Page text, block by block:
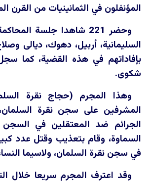
المؤنفلون في الثمانينيات من القرن
وحضر 221 شاهدا جلسة
السليمانية، أربيل، دهوك، ديالى
شكوى.
وهذا المجرم (حجاج نقرة
المشرفين على سجن نقرة
الجرائم ضد المعتقلين في السجن
السماوة، وقام بتعذيب وقتل عدد
في سجن نقرة السلمان، ولاسيما
وقد اعترف المجرم سريعا خلال